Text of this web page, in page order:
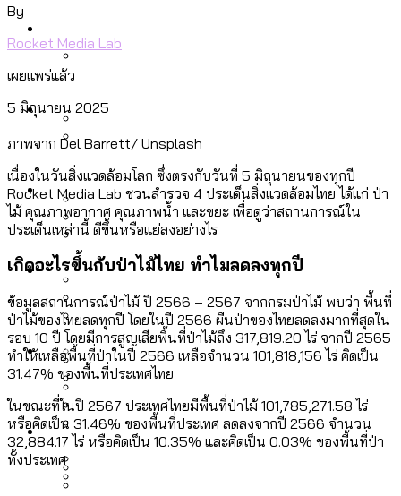
จราจรฯ เพิ่ม 150% มีเพียง 5 เขตที่งบเพิ่ม
เมื่อแยกท่องเที่ยวออกจากกีฬา กระทรวง
ใหม่จะมีงบฯ ประมาณเท่าไร
สมุดจดการบ้าน ส.ก. 2569 : แต่ละเขตมี
ปัญหาอะไรที่ ส.ก. ต้องทำการบ้าน
Vote62 ขอบคุณประชาชนที่ร่วม
สังเกตการณ์การเลือกตั้งชวนคุยกันถึงบท
เรียนที่เราได้รับจากเลือกตั้ง กรุงเทพฯ –
สำรวจเหตุไฟไหม้ในกรุงเทพฯ ส่วนใหญ่มา
ลัดวงจรมากที่สุด
สวนสาธารณะและพื้นที่สีเขียวใน กทม. เพิ่ม
ขึ้นและเข้าถึงได้มากน้อยแค่ไหน
ขยะมูลฝอย 2568 [ข้อมูลดิบ]
ขยะของคน กทม. ที่ยังถูกนำไปทิ้งที่
Culture
โลกใบเดียว สิทธิไม่เท่ากัน: กฎหมายการ
รับรองเพศของ Transgender ทั่วโลก
ประเทศไหนทำได้บ้าง?
สำรวจ Hate Speech ที่ถูกผลิตซ้ำผ่าน
วิดีโอ AI ในช่วงความขัดแย้งไทย-กัมพูชา
[ข้อมูลดิบ]
Economy
เมกะโปรเจ็กต์ของ กทม. ในช่วงที่มีการใช้
งบคาบเกี่ยวในยุคชัชชาติ มีอะไร ใช้งบแค่
ไหน
ค่าฝุ่นในกรุงเทพฯ 2025 เทียบกับจำนวน
ควันบุหรี่ที่เข้าปอด [ข้อมูลดิบ]
Future
สังคมผู้สูงอายุไทย [ข้อมูลดิบ]
สำรวจสังคมผู้สูงอายุไทย : 6 จังหวัดเป็น
สังคมสูงวัยระดับสุดยอด และ 64 จังหวัดที่
Database
สังคมผู้สูงอายุไทย [ข้อมูลดิบ]
Project
Bangkok Index
By
Rocket Media Lab
เผยแพร่แล้ว
5 มิถุนายน 2025
ภาพจาก Del Barrett/ Unsplash
เนื่องในวันสิ่งแวดล้อมโลก ซึ่งตรงกับวันที่ 5 มิถุนายนของทุกปี
Rocket Media Lab ชวนสำรวจ 4 ประเด็นสิ่งแวดล้อมไทย ได้แก่ ป่า
ไม้ คุณภาพอากาศ คุณภาพน้ำ และขยะ เพื่อดูว่าสถานการณ์ใน
ประเด็นเหล่านี้ ดีขึ้นหรือแย่ลงอย่างไร
เกิดอะไรขึ้นกับป่าไม้ไทย ทำไมลดลงทุกปี
ข้อมูลสถานการณ์ป่าไม้ ปี 2566 – 2567 จากกรมป่าไม้ พบว่า พื้นที่
ป่าไม้ของไทยลดทุกปี โดยในปี 2566 ผืนป่าของไทยลดลงมากที่สุดใน
รอบ 10 ปี โดยมีการสูญเสียพื้นที่ป่าไม้ถึง 317,819.20 ไร่ จากปี 2565
ทำให้เหลือพื้นที่ป่าในปี 2566 เหลือจำนวน 101,818,156 ไร่ คิดเป็น
31.47% ของพื้นที่ประเทศไทย
ในขณะที่ในปี 2567 ประเทศไทยมีพื้นที่ป่าไม้ 101,785,271.58 ไร่
หรือคิดเป็น 31.46% ของพื้นที่ประเทศ ลดลงจากปี 2566 จำนวน
32,884.17 ไร่ หรือคิดเป็น 10.35% และคิดเป็น 0.03% ของพื้นที่ป่า
ทั้งประเทศ